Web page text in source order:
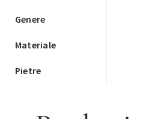
Genere
Materiale
Pietre